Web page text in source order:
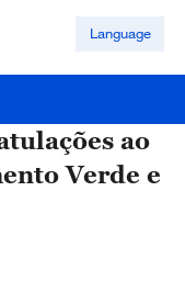
Language
ao
Verde e